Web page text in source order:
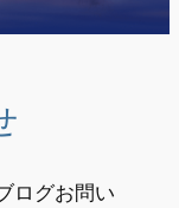
ログお問い